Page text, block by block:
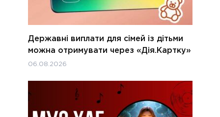
Державні виплати для сімей із дітьми
можна отримувати через «Дія.Картку»
06.08.2026